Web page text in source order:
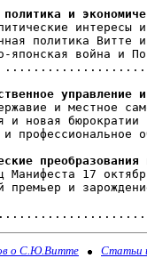
и
интересы
политика Витте
японская война и
управление
и местное
и новая бюрократии
профессиональное
преобразования
Манифеста 17
премьер и
о С.Ю.Витте Статьи